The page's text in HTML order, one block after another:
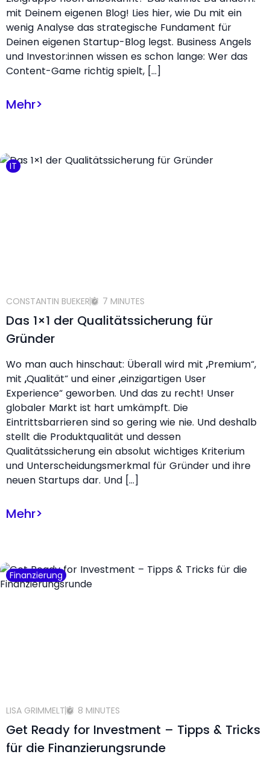
mit Deinem eigenen Blog! Lies hier, wie Du mit ein
wenig Analyse das strategische Fundament für
Deinen eigenen Startup-Blog legst. Business Angels
und Investor:innen wissen es schon lange: Wer das
Content-Game richtig spielt, […]
Mehr>
IT
CONSTANTIN BUEKER 7 MINUTES
Das 1×1 der Qualitätssicherung für
Gründer
Wo man auch hinschaut: Überall wird mit „Premium“,
mit „Qualität“ und einer „einzigartigen User
Experience“ geworben. Und das zu recht! Unser
globaler Markt ist hart umkämpft. Die
Eintrittsbarrieren sind so gering wie nie. Und deshalb
stellt die Produktqualität und dessen
Qualitätssicherung ein absolut wichtiges Kriterium
und Unterscheidungsmerkmal für Gründer und ihre
neuen Startups dar. Und […]
Mehr>
Finanzierung
LISA GRIMMELT 8 MINUTES
Get Ready for Investment – Tipps & Tricks
für die Finanzierungsrunde